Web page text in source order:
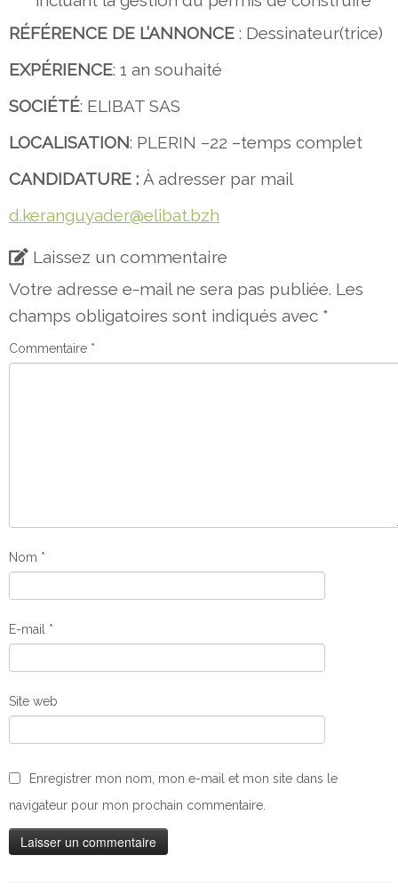
RÉFÉRENCE DE L’ANNONCE : Dessinateur(trice)
EXPÉRIENCE: 1 an souhaité
SOCIÉTÉ: ELIBAT SAS
LOCALISATION: PLERIN –22 –temps complet
CANDIDATURE : À adresser par mail
d.keranguyader@elibat.bzh
Laissez un commentaire
Votre adresse e-mail ne sera pas publiée. Les
champs obligatoires sont indiqués avec *
Commentaire *
Nom *
E-mail *
Site web
Enregistrer mon nom, mon e-mail et mon site dans le
navigateur pour mon prochain commentaire.